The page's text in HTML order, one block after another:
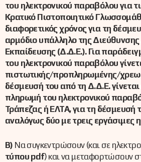
του ηλεκτρονικού παραβόλου για
Κρατικό Πιστοποιητικό
διαφορετικός χρόνος για τη
αρμόδιο υπάλληλο της
Εκπαίδευσης (Δ.Δ.Ε.). Για
του ηλεκτρονικού παραβόλου
πιστωτικής/προπληρωμένης/
δέσμευσή του από τη Δ.Δ.Ε.
πληρωμή του ηλεκτρονικού
Τράπεζας ή ΕΛΤΑ, για τη δέσμευσή
αναλόγως δύο με τρεις εργάσιμες
Β) Να συγκεντρώσουν (και σε
τύπου pdf) και να μεταφορτώσουν